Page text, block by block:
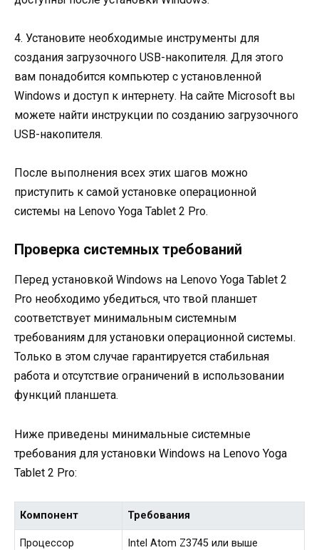
4. Установите необходимые инструменты для
создания загрузочного USB-накопителя. Для этого
вам понадобится компьютер с установленной
Windows и доступ к интернету. На сайте Microsoft вы
можете найти инструкции по созданию загрузочного
USB-накопителя.
После выполнения всех этих шагов можно
приступить к самой установке операционной
системы на Lenovo Yoga Tablet 2 Pro.
Проверка системных требований
Перед установкой Windows на Lenovo Yoga Tablet 2
Pro необходимо убедиться, что твой планшет
соответствует минимальным системным
требованиям для установки операционной системы.
Только в этом случае гарантируется стабильная
работа и отсутствие ограничений в использовании
функций планшета.
Ниже приведены минимальные системные
требования для установки Windows на Lenovo Yoga
Tablet 2 Pro:
Компонент Требования
Процессор Intel Atom Z3745 или выше